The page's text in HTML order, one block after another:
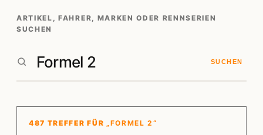
ARTIKEL, FAHRER, MARKEN ODER RENNSERIEN
SUCHEN
SUCHEN
487 TREFFER FÜR „FORMEL 2“